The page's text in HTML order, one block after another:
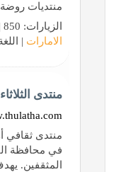
منتديات
الزيارات: 850 | التقييم: 0 | المقيّمين: 0 | الدولة:
الامارات |
منتدى
في محافظة
المثقفين.